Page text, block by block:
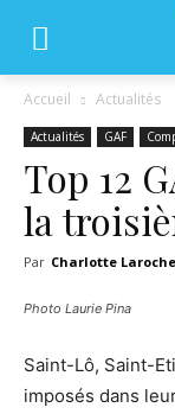
Accueil Actualités
Actualités GAF
Top 12
la
Par Charlotte Laroche
Photo Laurie Pina
Saint-Lô, Saint-
imposés dans